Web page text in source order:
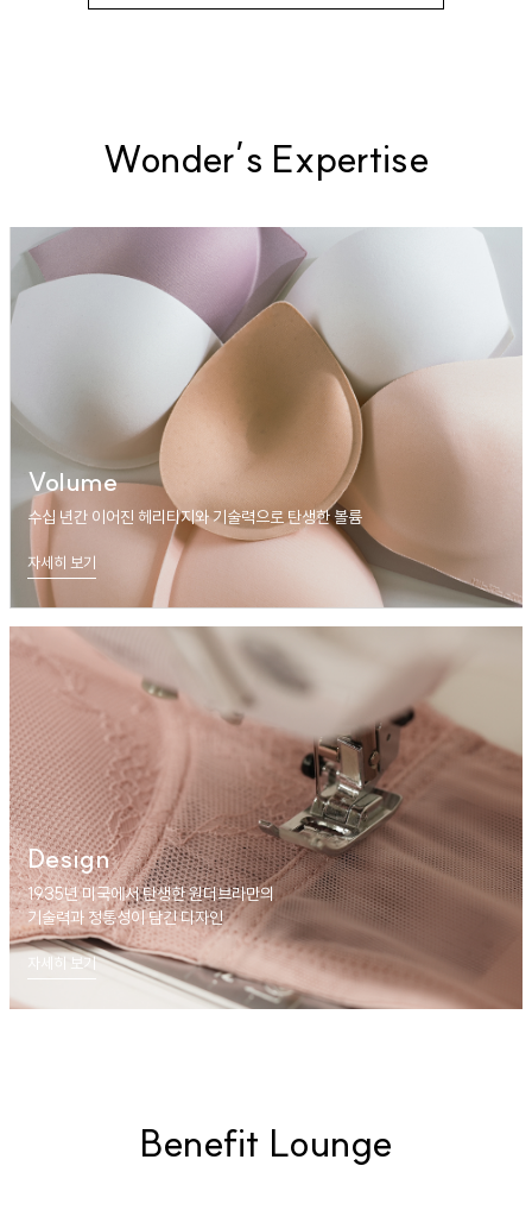
Wonder’s Expertise
Volume
수십 년간 이어진 헤리티지와 기술력으로 탄생한 볼륨
자세히 보기
Design
1935년 미국에서 탄생한 원더브라만의
기술력과 정통성이 담긴 디자인
자세히 보기
Benefit Lounge